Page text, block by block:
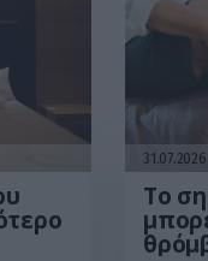
31.07.2026
Το